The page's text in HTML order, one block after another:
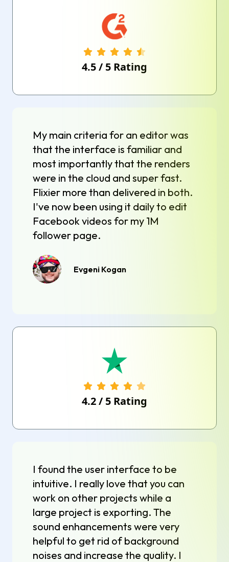
4.5/ 5 Rating
My main criteria for an editor was
that the interface is familiar and
most importantly that the renders
were in the cloud and super fast.
Flixier more than delivered in both.
I've now been using it daily to edit
Facebook videos for my 1M
follower page.
Evgeni Kogan
4.2/ 5 Rating
I found the user interface to be
intuitive. I really love that you can
work on other projects while a
large project is exporting. The
sound enhancements were very
helpful to get rid of background
noises and increase the quality. I